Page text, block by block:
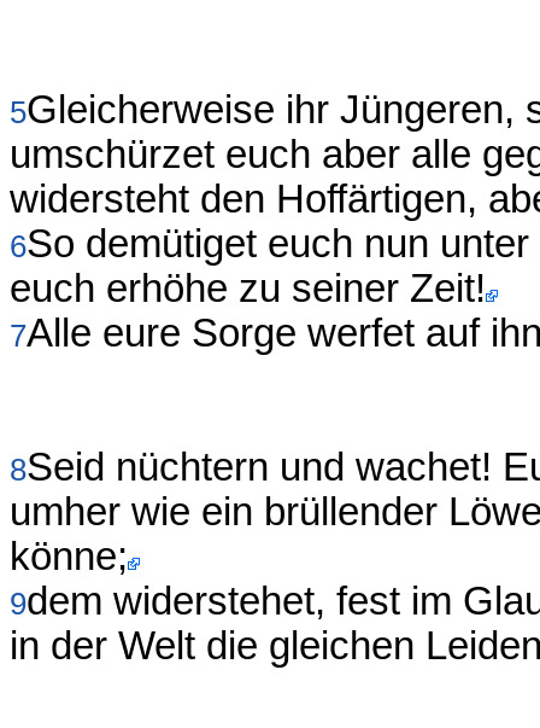
5Gleicherweise ihr Jüngeren,
umschürzet euch aber alle
widersteht den Hoffärtigen,
6So demütiget euch nun
euch erhöhe zu seiner Zeit!
7Alle eure Sorge werfet auf
8Seid nüchtern und wachet!
umher wie ein brüllender
könne;
9dem widerstehet, fest im
in der Welt die gleichen